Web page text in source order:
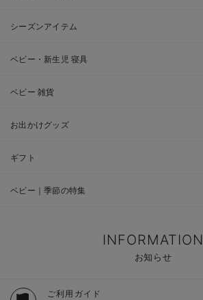
シーズンアイテム
ベビー・新生児 寝具
ベビー 雑貨
お出かけグッズ
ギフト
ベビー｜季節の特集
INFORMATION
お知らせ
ご利用ガイド